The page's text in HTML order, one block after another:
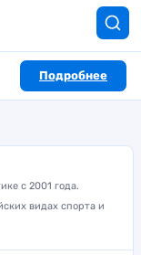
Подробнее
с 2001 года.
видах спорта и